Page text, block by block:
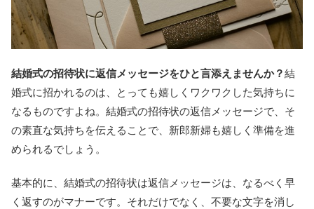
結婚式の招待状に返信メッセージをひと言添えませんか？結
婚式に招かれるのは、とっても嬉しくワクワクした気持ちに
なるものですよね。結婚式の招待状の返信メッセージで、そ
の素直な気持ちを伝えることで、新郎新婦も嬉しく準備を進
められるでしょう。
基本的に、結婚式の招待状は返信メッセージは、なるべく早
く返すのがマナーです。それだけでなく、不要な文字を消し